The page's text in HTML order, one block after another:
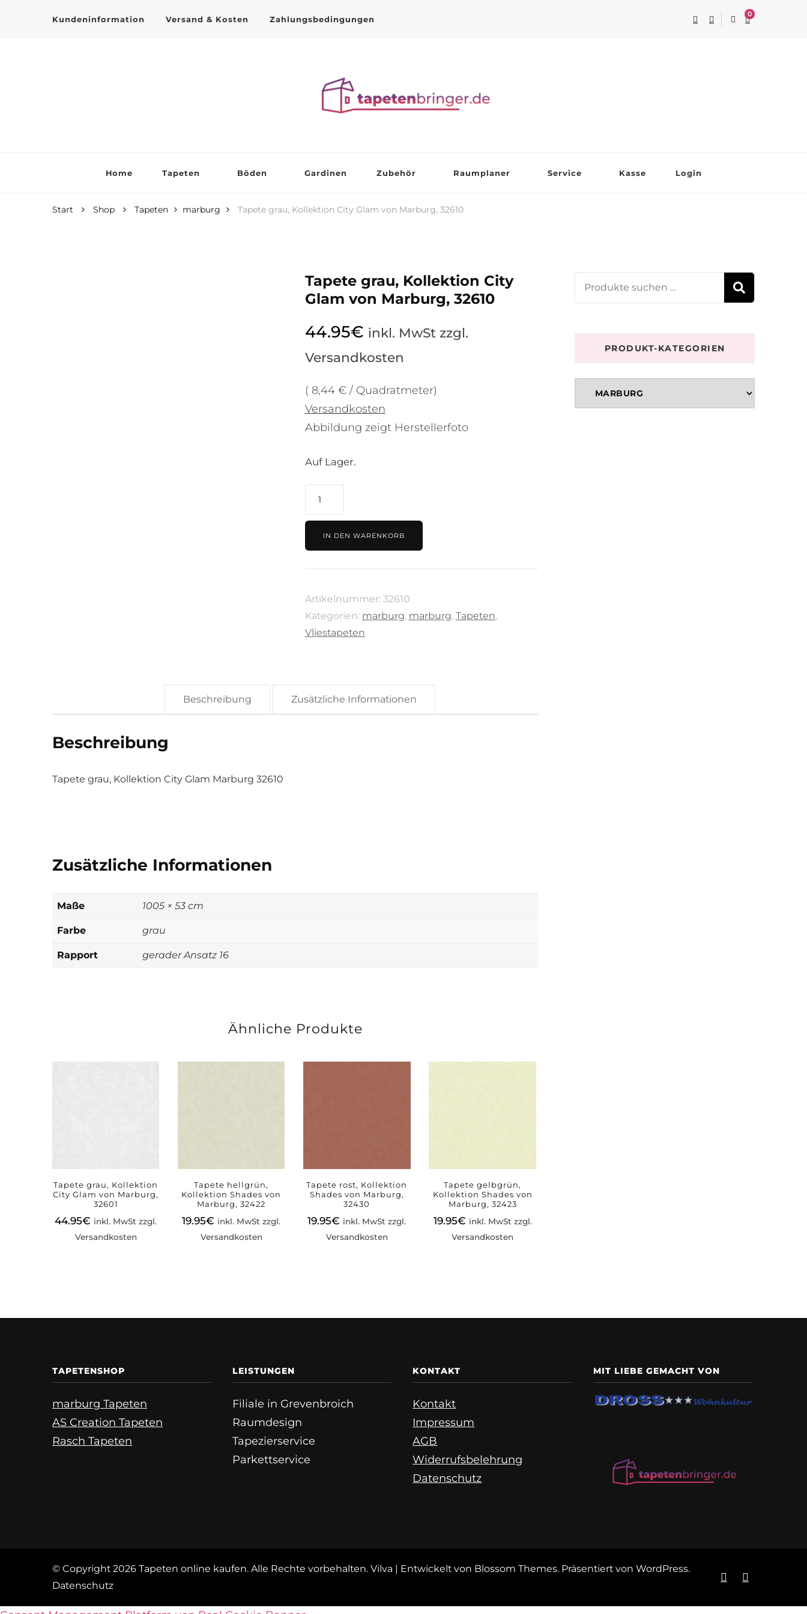
Kundeninformation Versand & Kosten Zahlungsbedingungen
0
Home Tapeten Böden Gardinen Zubehör Raumplaner Service Kasse Login
Start Shop Tapeten marburg Tapete grau, Kollektion City Glam von Marburg, 32610
Tapete grau, Kollektion City
Glam von Marburg, 32610
44.95€ inkl. MwSt zzgl.
Versandkosten
( 8,44 € / Quadratmeter)
Versandkosten
Abbildung zeigt Herstellerfoto
Auf Lager.
Tapete
grau,
Kollektion
City
Glam
Marburg,
32610
Menge
IN DEN WARENKORB
Artikelnummer: 32610
Kategorien: marburg, marburg, Tapeten,
Vliestapeten
Beschreibung Zusätzliche Informationen
Beschreibung
Tapete grau, Kollektion City Glam Marburg 32610
Zusätzliche Informationen
Maße 1005 × 53 cm
Farbe grau
Rapport gerader Ansatz 16
Ähnliche Produkte
Tapete grau, Kollektion
City Glam von Marburg,
32601
44.95€ inkl. MwSt zzgl.
Versandkosten
Tapete hellgrün,
Kollektion Shades von
Marburg, 32422
19.95€ inkl. MwSt zzgl.
Versandkosten
Tapete rost, Kollektion
Shades von Marburg,
32430
19.95€ inkl. MwSt zzgl.
Versandkosten
Tapete gelbgrün,
Kollektion Shades von
Marburg, 32423
19.95€ inkl. MwSt zzgl.
Versandkosten
Suchen
nach:
PRODUKT-KATEGORIEN
TAPETENSHOP
marburg Tapeten
AS Creation Tapeten
Rasch Tapeten
LEISTUNGEN
Filiale in Grevenbroich
Raumdesign
Tapezierservice
Parkettservice
KONTAKT
Kontakt
Impressum
AGB
Widerrufsbelehrung
Datenschutz
MIT LIEBE GEMACHT VON
© Copyright 2026 Tapeten online kaufen. Alle Rechte vorbehalten. Vilva | Entwickelt von Blossom Themes. Präsentiert von WordPress.
Datenschutz